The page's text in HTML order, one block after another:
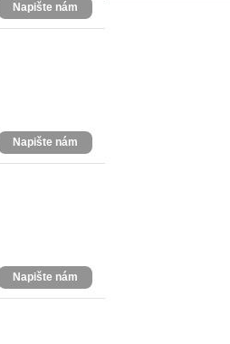
Napište nám
Napište nám
Napište nám